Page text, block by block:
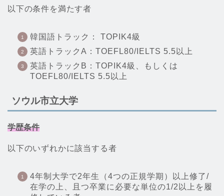
以下の条件を満たす者
韓国語トラック： TOPIK4級
英語トラックA：TOEFL80/IELTS 5.5以上
英語トラックB：TOPIK4級、もしくは
TOEFL80/IELTS 5.5以上
ソウル市立大学
学歴条件
以下のいずれかに該当する者
4年制大学で2年生（4つの正規学期）以上修了/
在学の上、且つ卒業に必要な単位の1/2以上を履